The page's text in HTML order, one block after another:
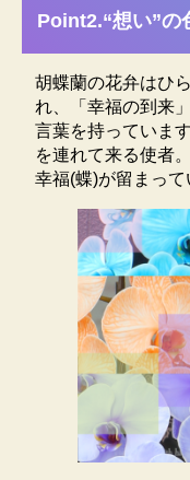
位の温度管理と湿
一鉢一鉢、職人の
蝶蘭です。質と量
堪能下さい。
※エレガンスシリー
殊な技術で内側か
ル商品です。スプ
違えの無いようご
色
エレガンスシリー
蘭です。一株ずつ
花弁ごとに染め上
にくいため、つぼ
す。着色後１か月
Point2.“想い”の
胡蝶蘭の花弁はひ
れ、「幸福の到来
言葉を持っていま
を連れて来る使者
幸福(蝶)が留まって